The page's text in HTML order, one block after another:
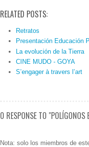
RELATED POSTS:
Retratos
Presentación Educación
La evolución de la Tierra
CINE MUDO - GOYA
S’engager à travers l’art
0 RESPONSE TO "POLÍGONOS
Nota: solo los miembros de